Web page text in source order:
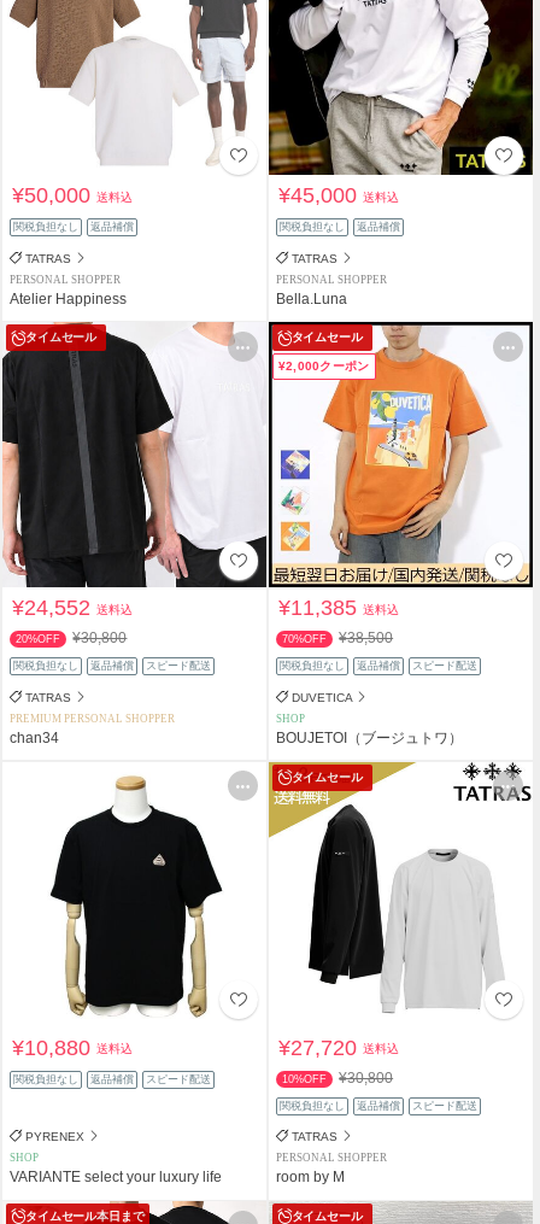
¥50,000送料込
関税負担なし 返品補償
TATRAS
PERSONAL SHOPPER
Atelier Happiness
¥45,000送料込
関税負担なし 返品補償
TATRAS
PERSONAL SHOPPER
Bella.Luna
タイムセール
¥24,552送料込
20%OFF ¥30,800
関税負担なし 返品補償 スピード配送
TATRAS
PREMIUM PERSONAL SHOPPER
chan34
タイムセール
¥2,000クーポン
¥11,385送料込
70%OFF ¥38,500
関税負担なし 返品補償 スピード配送
DUVETICA
SHOP
BOUJETOI（ブージュトワ）
¥10,880送料込
関税負担なし 返品補償 スピード配送
PYRENEX
SHOP
VARIANTE select your luxury life
タイムセール
¥27,720送料込
10%OFF ¥30,800
関税負担なし 返品補償 スピード配送
TATRAS
PERSONAL SHOPPER
room by M
タイムセール本日まで タイムセール